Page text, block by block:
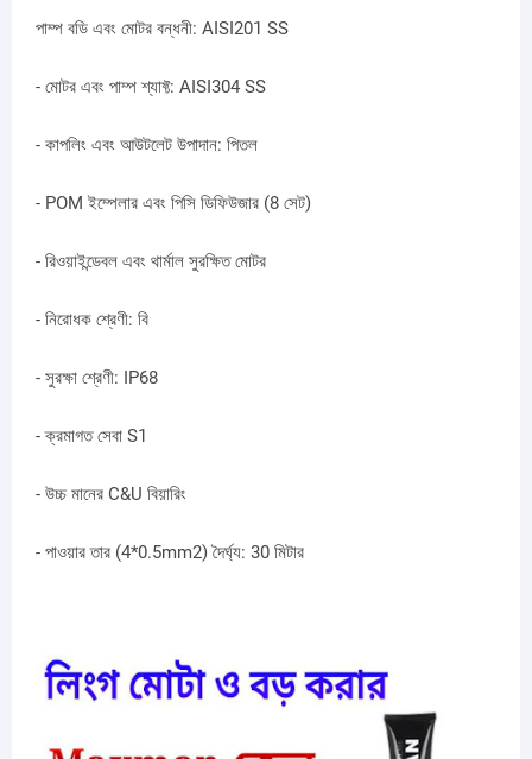
পাম্প বডি এবং মোটর বন্ধনী: AISI201 SS
- মোটর এবং পাম্প শ্যাফ্ট: AISI304 SS
- কাপলিং এবং আউটলেট উপাদান: পিতল
- POM ইম্পেলার এবং পিসি ডিফিউজার (8 সেট)
- রিওয়াইন্ডেবল এবং থার্মাল সুরক্ষিত মোটর
- নিরোধক শ্রেণী: বি
- সুরক্ষা শ্রেণী: IP68
- ক্রমাগত সেবা S1
- উচ্চ মানের C&U বিয়ারিং
- পাওয়ার তার (4*0.5mm2) দৈর্ঘ্য: 30 মিটার